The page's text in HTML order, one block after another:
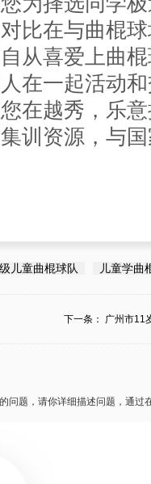
比在与曲棍
从喜爱上曲
在一起活动
在越秀，乐
训资源，与
儿童曲棍球队 儿童学曲
下一条： 广州市11
问题，请你详细描述问题，通过